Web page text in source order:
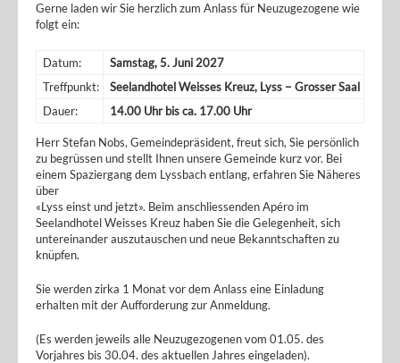
Gerne laden wir Sie herzlich zum Anlass für Neuzugezogene wie
folgt ein:
Datum:
Samstag, 5. Juni 2027
Treffpunkt:
Seelandhotel Weisses Kreuz, Lyss − Grosser Saal
Dauer:
14.00 Uhr bis ca. 17.00 Uhr
Herr Stefan Nobs, Gemeindepräsident, freut sich, Sie persönlich
zu begrüssen und stellt Ihnen unsere Gemeinde kurz vor. Bei
einem Spaziergang dem Lyssbach entlang, erfahren Sie Näheres
über
«Lyss einst und jetzt». Beim anschliessenden Apéro im
Seelandhotel Weisses Kreuz haben Sie die Gelegenheit, sich
untereinander auszutauschen und neue Bekanntschaften zu
knüpfen.
Sie werden zirka 1 Monat vor dem Anlass eine Einladung
erhalten mit der Aufforderung zur Anmeldung.
(Es werden jeweils alle Neuzugezogenen vom 01.05. des
Vorjahres bis 30.04. des aktuellen Jahres eingeladen).